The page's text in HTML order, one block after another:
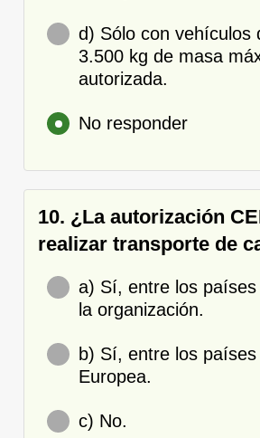
d) Sólo con vehículos
3.500 kg de masa
autorizada.
No responder
10. ¿La autorización
realizar transporte de
a) Sí, entre los
la organización.
b) Sí, entre los países
Europea.
c) No.